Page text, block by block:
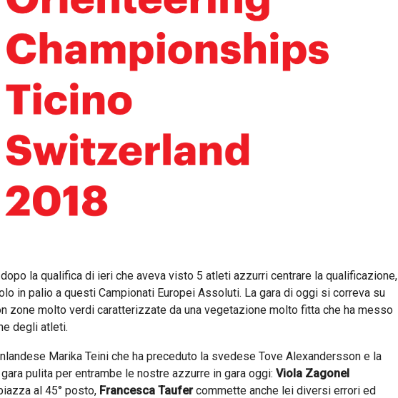
la qualifica di ieri che aveva visto 5 atleti azzurri centrare la qualificazione,
in palio a questi Campionati Europei Assoluti. La gara di oggi si correva su
zone molto verdi caratterizzate da una vegetazione molto fitta che ha messo
degli atleti.
Marika Teini che ha preceduto la svedese Tove Alexandersson e la
pulita per entrambe le nostre azzurre in gara oggi: Viola Zagonel
al 45° posto, Francesca Taufercommette anche lei diversi errori ed